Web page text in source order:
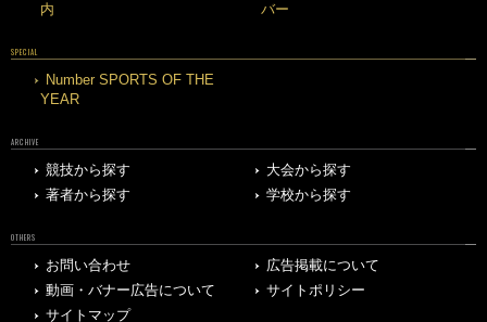
内
バー
SPECIAL
Number SPORTS OF THE
YEAR
ARCHIVE
競技から探す
大会から探す
著者から探す
学校から探す
OTHERS
お問い合わせ
広告掲載について
動画・バナー広告について
サイトポリシー
サイトマップ